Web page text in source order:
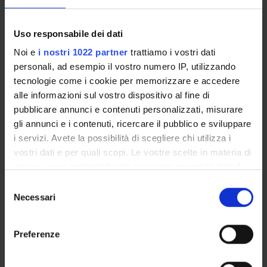
Uso responsabile dei dati
Noi e i nostri 1022 partner trattiamo i vostri dati
personali, ad esempio il vostro numero IP, utilizzando
tecnologie come i cookie per memorizzare e accedere
alle informazioni sul vostro dispositivo al fine di
pubblicare annunci e contenuti personalizzati, misurare
gli annunci e i contenuti, ricercare il pubblico e sviluppare
i servizi. Avete la possibilità di scegliere chi utilizza i
vostri dati e per quali scopi. Le vostre scelte in materia di
modificare o revocare il proprio consenso in qualsiasi
momento dalla Dichiarazione sui cookie o facendo clic
delNecessari
Preferenze
Finanziamento:assegnato e gestito da un ente esterno
PARTECIPANTI AL PROGETTO
Oliviero Olivieri
Cultore della materia
AREE DI RICERCA COINVOLTE DAL PROGETTO
Biochemistry & Molecular Biology (DBT)
Biochemistry & Molecular Biology (DBT) (DBT)